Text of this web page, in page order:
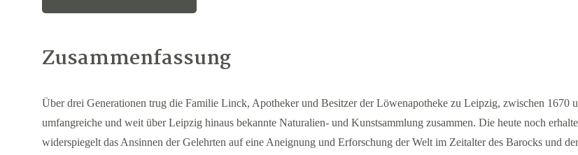
Zusammenfassung
Über drei Generationen trug die Familie Linck, Apotheker und Besitzer der Löwenapotheke zu Leipzig, zwischen 1670
umfangreiche und weit über Leipzig hinaus bekannte Naturalien- und Kunstsammlung zusammen. Die heute noch
widerspiegelt das Ansinnen der Gelehrten auf eine Aneignung und Erforschung der Welt im Zeitalter des Barocks und